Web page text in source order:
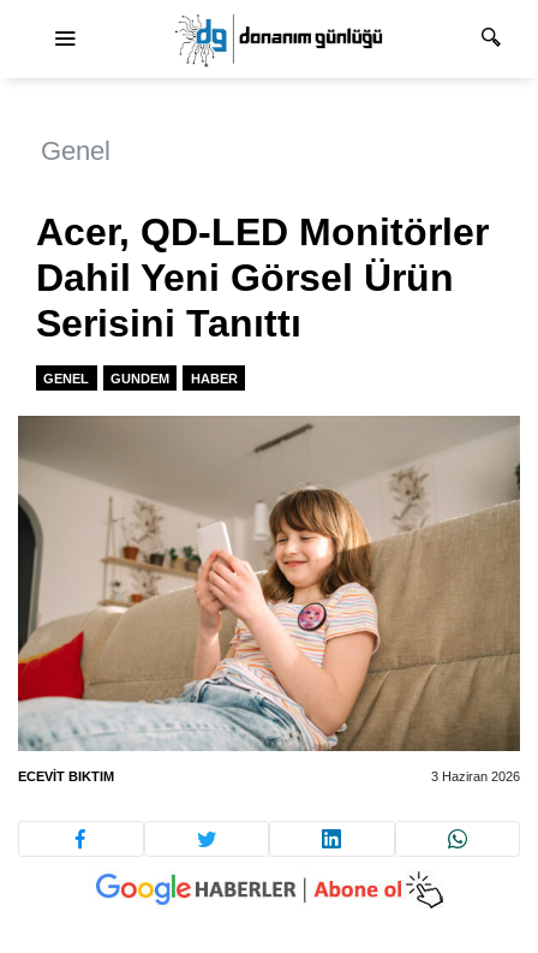
Genel
Acer, QD-LED Monitörler
Dahil Yeni Görsel Ürün
Serisini Tanıttı
GENEL GUNDEM HABER
ECEVIT BIKTIM 3 Haziran 2026